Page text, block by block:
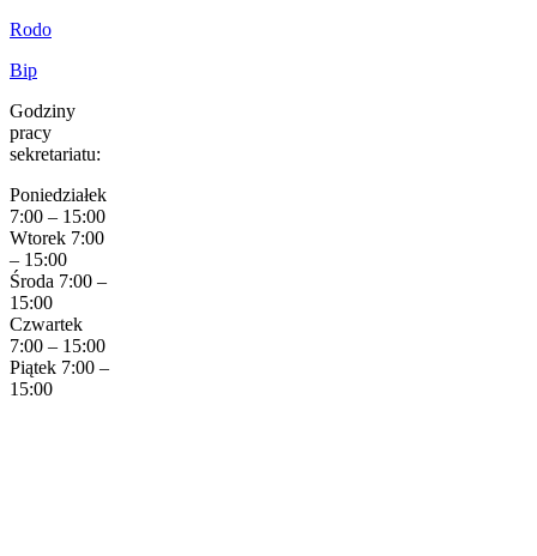
Rodo
Bip
Godziny
pracy
sekretariatu:
Poniedziałek
7:00 – 15:00
Wtorek 7:00
– 15:00
Środa 7:00 –
15:00
Czwartek
7:00 – 15:00
Piątek 7:00 –
15:00